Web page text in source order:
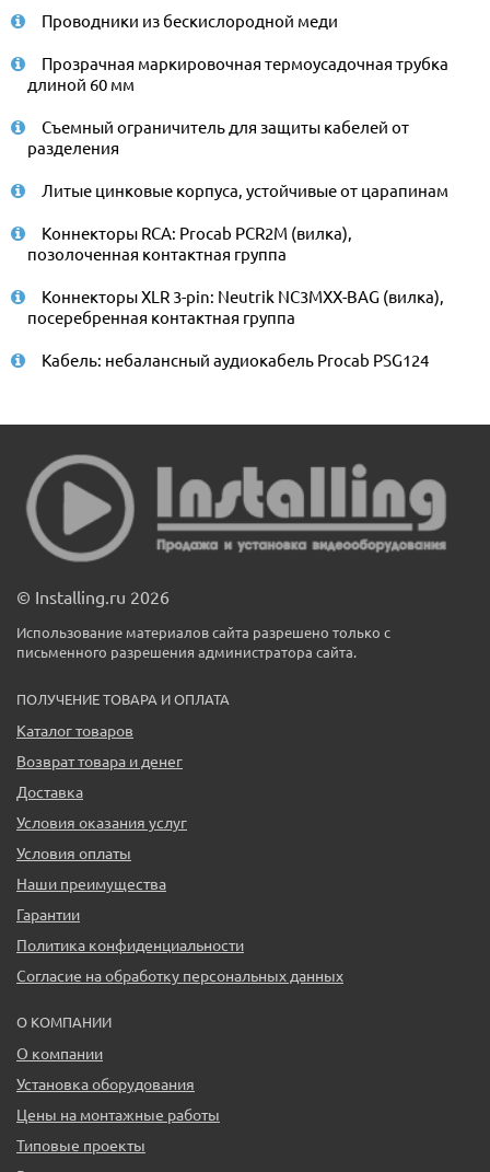
Проводники из бескислородной меди
Прозрачная маркировочная термоусадочная трубка
длиной 60 мм
Съемный ограничитель для защиты кабелей от
разделения
Литые цинковые корпуса, устойчивые от царапинам
Коннекторы RCA: Procab PCR2M (вилка),
позолоченная контактная группа
Коннекторы XLR 3-pin: Neutrik NC3MXX-BAG (вилка),
посеребренная контактная группа
Кабель: небалансный аудиокабель Procab PSG124
© Installing.ru 2026
Использование материалов сайта разрешено только с
письменного разрешения администратора сайта.
ПОЛУЧЕНИЕ ТОВАРА И ОПЛАТА
Каталог товаров
Возврат товара и денег
Доставка
Условия оказания услуг
Условия оплаты
Наши преимущества
Гарантии
Политика конфиденциальности
Согласие на обработку персональных данных
О КОМПАНИИ
О компании
Установка оборудования
Цены на монтажные работы
Типовые проекты